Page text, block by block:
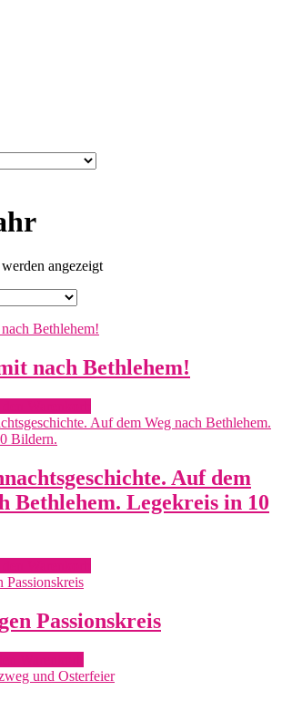
angezeigt
nach Bethlehem!
Auf dem
Bethlehem. Legekreis in 10
Passionskreis